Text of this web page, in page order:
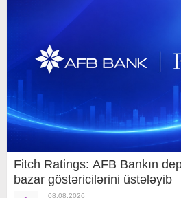
Fitch Ratings: AFB Bankın
bazar göstəricilərini üstələyib
08.08.2026